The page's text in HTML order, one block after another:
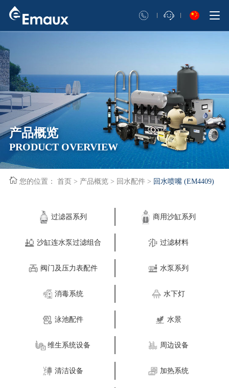
产品概览
PRODUCT OVERVIEW
您的位置： 首页 > 产品概览 > 回水配件 > 回水喷嘴 (EM4409)
过滤器系列 商用沙缸系列
沙缸连水泵过滤组合 过滤材料
阀门及压力表配件 水泵系列
消毒系统 水下灯
泳池配件 水景
维生系统设备 周边设备
清洁设备 加热系统